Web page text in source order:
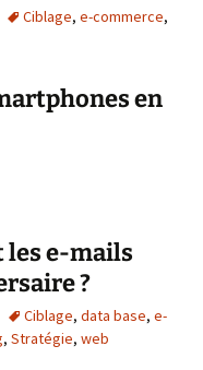
Ciblage, e-commerce,
en
e-mails
?
Ciblage, data base, e-
, Stratégie, web